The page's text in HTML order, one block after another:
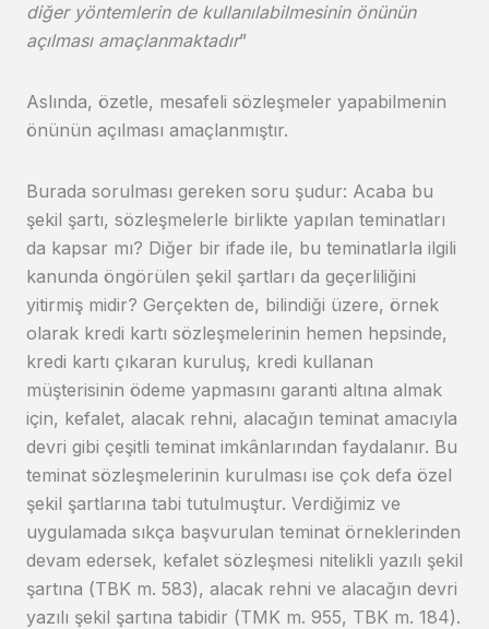
diğer yöntemlerin de kullanılabilmesinin önünün
açılması amaçlanmaktadır”
Aslında, özetle, mesafeli sözleşmeler yapabilmenin
önünün açılması amaçlanmıştır.
Burada sorulması gereken soru şudur: Acaba bu
şekil şartı, sözleşmelerle birlikte yapılan teminatları
da kapsar mı? Diğer bir ifade ile, bu teminatlarla ilgili
kanunda öngörülen şekil şartları da geçerliliğini
yitirmiş midir? Gerçekten de, bilindiği üzere, örnek
olarak kredi kartı sözleşmelerinin hemen hepsinde,
kredi kartı çıkaran kuruluş, kredi kullanan
müşterisinin ödeme yapmasını garanti altına almak
için, kefalet, alacak rehni, alacağın teminat amacıyla
devri gibi çeşitli teminat imkânlarından faydalanır. Bu
teminat sözleşmelerinin kurulması ise çok defa özel
şekil şartlarına tabi tutulmuştur. Verdiğimiz ve
uygulamada sıkça başvurulan teminat örneklerinden
devam edersek, kefalet sözleşmesi nitelikli yazılı şekil
şartına (TBK m. 583), alacak rehni ve alacağın devri
yazılı şekil şartına tabidir (TMK m. 955, TBK m. 184).